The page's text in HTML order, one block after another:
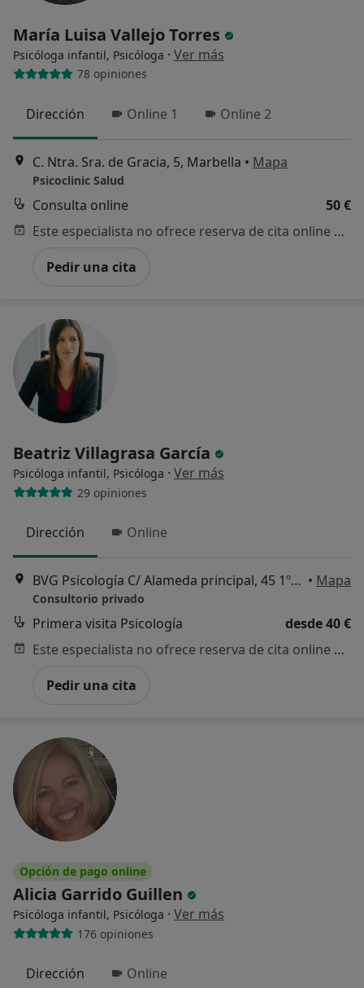
María Luisa Vallejo Torres
Psicóloga infantil, Psicóloga · Ver más
78 opiniones
Dirección Online 1 Online 2
C. Ntra. Sra. de Gracia, 5, Marbella • Mapa
Psicoclinic Salud
Consulta online
50 €
Este especialista no ofrece reserva de cita online en esta dirección.
Pedir una cita
Beatriz Villagrasa García
Psicóloga infantil, Psicóloga · Ver más
29 opiniones
Dirección Online
BVG Psicología C/ Alameda principal, 45 1ºb, Málaga • Mapa
Consultorio privado
Primera visita Psicología
desde 40 €
Este especialista no ofrece reserva de cita online en esta dirección.
Pedir una cita
Opción de pago online
Alicia Garrido Guillen
Psicóloga infantil, Psicóloga · Ver más
176 opiniones
Dirección Online